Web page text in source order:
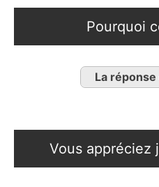
Pourquoi
La
Vous appréciez